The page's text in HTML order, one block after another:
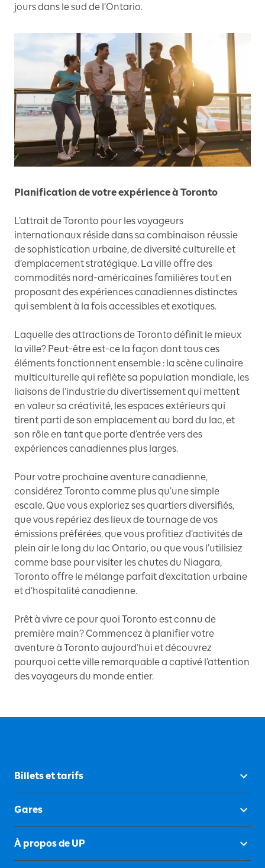
jours dans le sud de l’Ontario.
Planification de votre expérience à Toronto
L’attrait de Toronto pour les voyageurs
internationaux réside dans sa combinaison réussie
de sophistication urbaine, de diversité culturelle et
d’emplacement stratégique. La ville offre des
commodités nord-américaines familières tout en
proposant des expériences canadiennes distinctes
qui semblent à la fois accessibles et exotiques.
Laquelle des attractions de Toronto définit le mieux
la ville? Peut-être est-ce la façon dont tous ces
éléments fonctionnent ensemble : la scène culinaire
multiculturelle qui reflète sa population mondiale, les
liaisons de l’industrie du divertissement qui mettent
en valeur sa créativité, les espaces extérieurs qui
tirent parti de son emplacement au bord du lac, et
son rôle en tant que porte d’entrée vers des
expériences canadiennes plus larges.
Pour votre prochaine aventure canadienne,
considérez Toronto comme plus qu’une simple
escale. Que vous exploriez ses quartiers diversifiés,
que vous repériez des lieux de tournage de vos
émissions préférées, que vous profitiez d’activités de
plein air le long du lac Ontario, ou que vous l’utilisiez
comme base pour visiter les chutes du Niagara,
Toronto offre le mélange parfait d’excitation urbaine
et d’hospitalité canadienne.
Prêt à vivre ce pour quoi Toronto est connu de
première main? Commencez à planifier votre
aventure à Toronto aujourd’hui et découvrez
pourquoi cette ville remarquable a captivé l’attention
des voyageurs du monde entier.
Billets et tarifs
Gares
À propos de UP